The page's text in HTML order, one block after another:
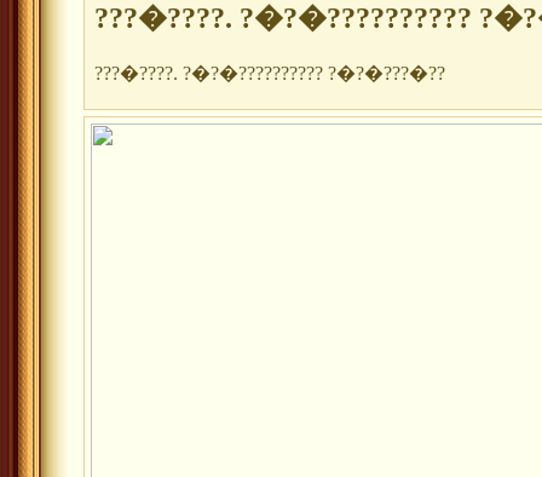
???�????. ?�?�??????????
???�????. ?�?�?????????? ?�?�???�??